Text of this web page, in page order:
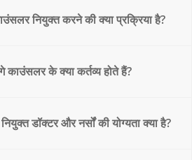
नियुक्त करने की क्या प्रक्रिया है?
काउंसलर के क्या कर्तव्य होते हैं?
डॉक्टर और नर्सों की योग्यता क्या है?